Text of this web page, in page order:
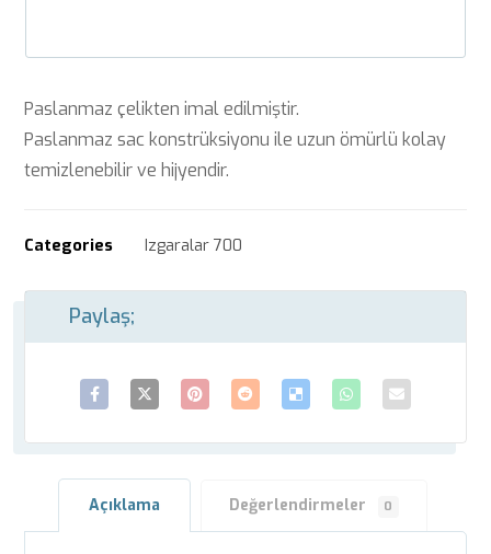
Paslanmaz çelikten imal edilmiştir.
Paslanmaz sac konstrüksiyonu ile uzun ömürlü kolay
temizlenebilir ve hijyendir.
Categories Izgaralar 700
Açıklama Değerlendirmeler 0